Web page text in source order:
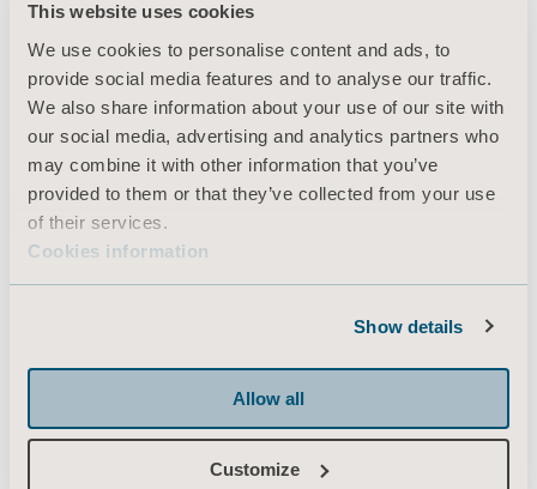
This website uses cookies
We use cookies to personalise content and ads, to
provide social media features and to analyse our traffic.
We also share information about your use of our site with
our social media, advertising and analytics partners who
may combine it with other information that you’ve
provided to them or that they’ve collected from your use
of their services.
Cookies information
Show details
Allow all
Customize